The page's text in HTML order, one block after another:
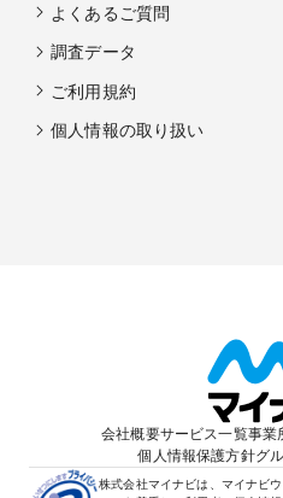
よくあるご質問
調査データ
ご利用規約
個人情報の取り扱い
会社概要サービス一覧事業
個人情報保護方針グ
株式会社マイナビは、マイナビ